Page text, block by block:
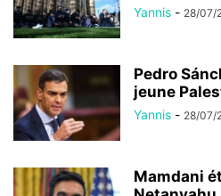
Yannis - 28/07/
Pedro
jeune
Yannis - 28/07/
Mamdani